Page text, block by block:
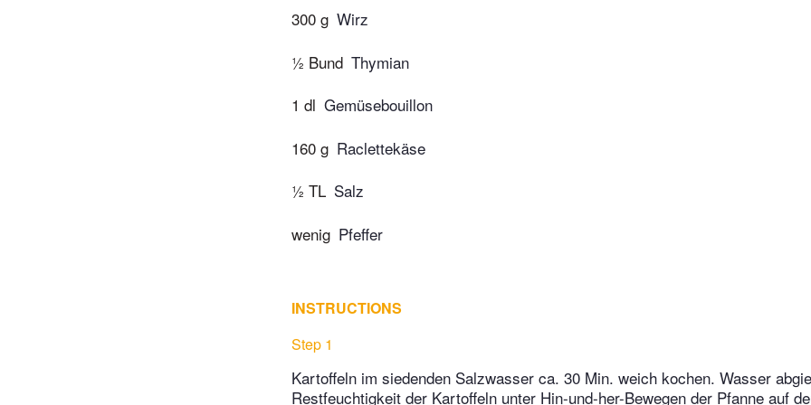
300 g Wirz
½ Bund Thymian
1 dl Gemüsebouillon
160 g Raclettekäse
½ TL Salz
wenig Pfeffer
INSTRUCTIONS
Step 1
Kartoffeln im siedenden Salzwasser ca. 30 Min. weich kochen. Wasser
Restfeuchtigkeit der Kartoffeln unter Hin-und-her-Bewegen der Pfanne auf